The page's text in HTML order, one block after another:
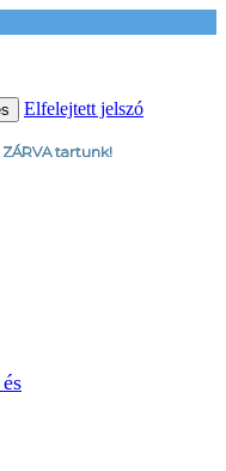
Elfelejtett jelszó
tartunk!